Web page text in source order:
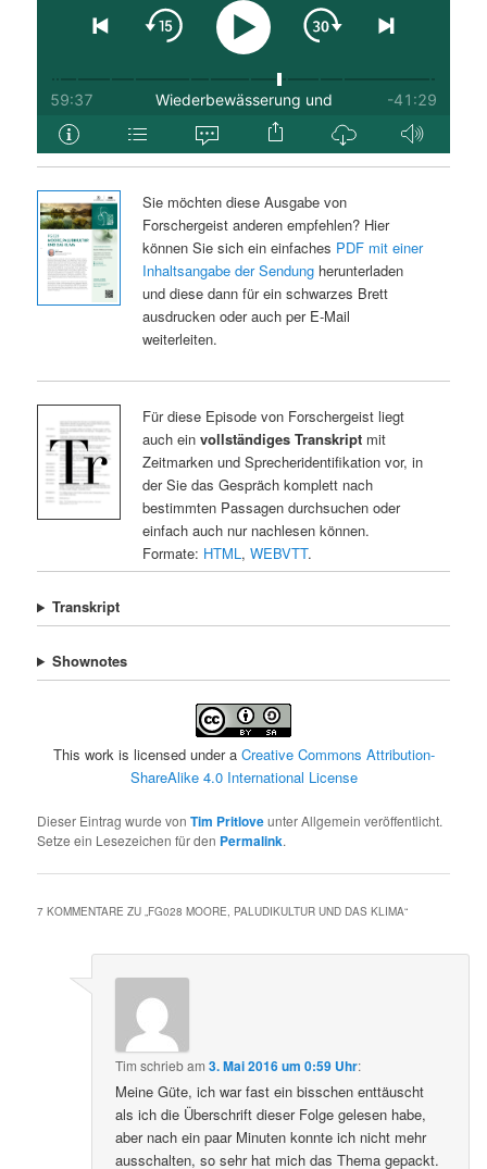
Sie möchten diese Ausgabe von
Forschergeist anderen empfehlen? Hier
können Sie sich ein einfaches PDF mit einer
Inhaltsangabe der Sendungherunterladen
und diese dann für ein schwarzes Brett
ausdrucken oder auch per E-Mail
weiterleiten.
Für diese Episode von Forschergeist liegt
auch ein vollständiges Transkriptmit
Zeitmarken und Sprecheridentifikation vor, in
der Sie das Gespräch komplett nach
bestimmten Passagen durchsuchen oder
einfach auch nur nachlesen können.
Formate: HTML , WEBVTT.
Transkript
Shownotes
This work is licensed under a Creative Commons Attribution-
ShareAlike 4.0 International License
Dieser Eintrag wurde vonTim Pritloveunter Allgemein veröffentlicht.
Setze ein Lesezeichen für den Permalink.
7 KOMMENTARE ZU „FG028 MOORE, PALUDIKULTUR UND DAS KLIMA“
Tim schriebam3. Mai 2016 um 0:59 Uhr:
Meine Güte, ich war fast ein bisschen enttäuscht
als ich die Überschrift dieser Folge gelesen habe,
aber nach ein paar Minuten konnte ich nicht mehr
ausschalten, so sehr hat mich das Thema gepackt.